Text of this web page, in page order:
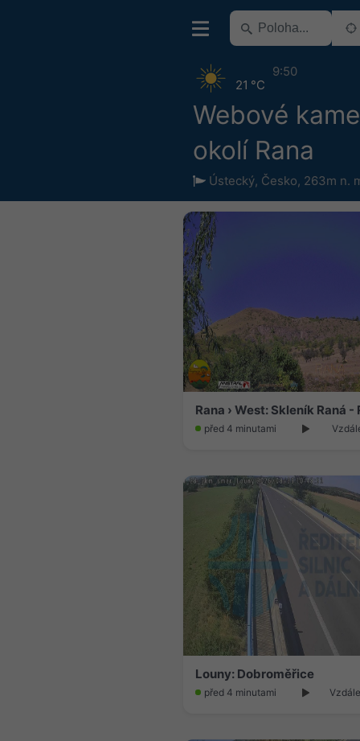
Webové
okolí Rana
Ústecký, Česko, 263m n.
21 °C
9:50
před 4 minutami
Louny: Dobroměřice
před 4 minutami